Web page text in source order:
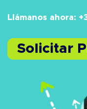
Llámanos ahora:
Solicitar